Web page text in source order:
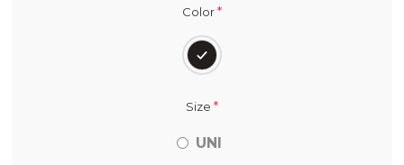
Color*
Size *
UNI